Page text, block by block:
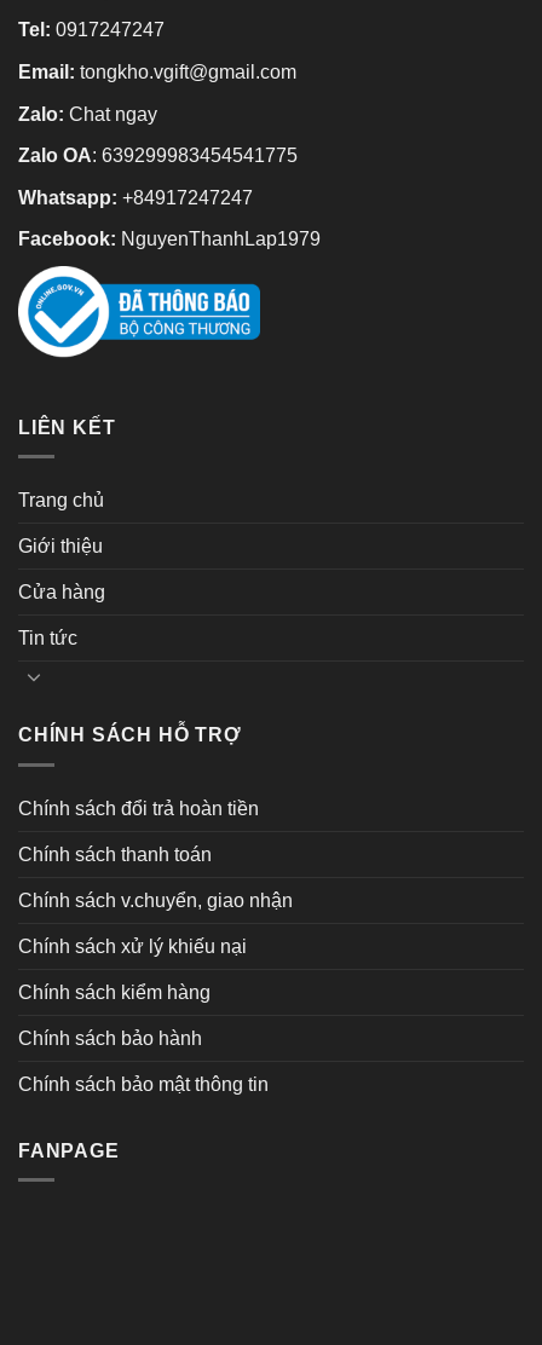
Tel: 0917247247
Email: tongkho.vgift@gmail.com
Zalo: Chat ngay
Zalo OA: 639299983454541775
Whatsapp: +84917247247
Facebook: NguyenThanhLap1979
LIÊN KẾT
Trang chủ
Giới thiệu
Cửa hàng
Tin tức
CHÍNH SÁCH HỖ TRỢ
Chính sách đổi trả hoàn tiền
Chính sách thanh toán
Chính sách v.chuyển, giao nhận
Chính sách xử lý khiếu nại
Chính sách kiểm hàng
Chính sách bảo hành
Chính sách bảo mật thông tin
FANPAGE